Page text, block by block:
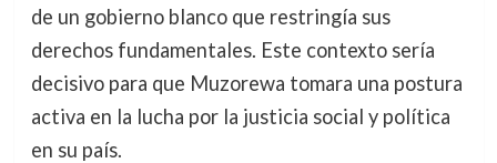
de un gobierno blanco que restringía sus
derechos fundamentales. Este contexto sería
decisivo para que Muzorewa tomara una postura
activa en la lucha por la justicia social y política
en su país.